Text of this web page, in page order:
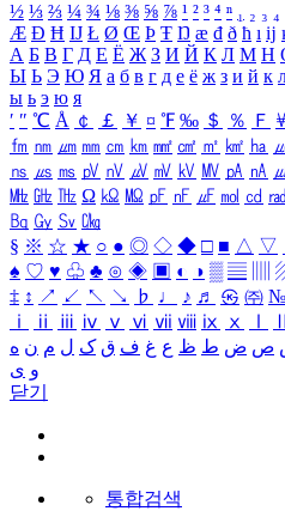
½ ⅓ ⅔ ¼ ¾ ⅛ ⅜ ⅝ ⅞ ¹ ² ³ ⁴ ⁿ ₁ ₂ ₃ ₄
Æ Ð Ħ Ĳ Ł Ø Œ Þ Ŧ Ŋ æ đ ð ħ ı ĳ
А Б В Г Д Е Ё Ж З И Й К Л М Н
Ы Ь Э Ю Я а б в г д е ё ж з и й к
ы ь э ю я
′ ″ ℃ Å ￠ ￡ ￥ ¤ ℉ ‰ ＄ ％ Ｆ
㎙ ㎚ ㎛ ㎜ ㎝ ㎞ ㎟ ㎠ ㎡ ㎢ ㏊
㎱ ㎲ ㎳ ㎴ ㎵ ㎶ ㎷ ㎸ ㎹ ㎀ ㎁
㎒ ㎓ ㎔ Ω ㏀ ㏁ ㎊ ㎋ ㎌ ㏖ ㏅ ㎭
㏃ ㏉ ㏜ ㏆
§ ※ ☆ ★ ○ ● ◎ ◇ ◆ □ ■ △ ▽
♠ ♡ ♥ ♧ ♣ ⊙ ◈ ▣ ◐ ◑ ▒ ▤
‡ ↕ ↗ ↙ ↖ ↘ ♭ ♩ ♪ ♬ ㉿ ㈜ №
ⅰ
ⅱ ⅲ ⅳ ⅴ ⅵ ⅶ ⅷ ⅸ ⅹ
ص ض ط ظ ع غ ف ق ک ل م ن ه
و ی
닫기
통합검색